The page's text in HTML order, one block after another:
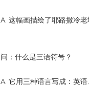
A. 这幅画描绘了耶路撒冷老
问：什么是三语符号？
A. 它用三种语言写成：英语